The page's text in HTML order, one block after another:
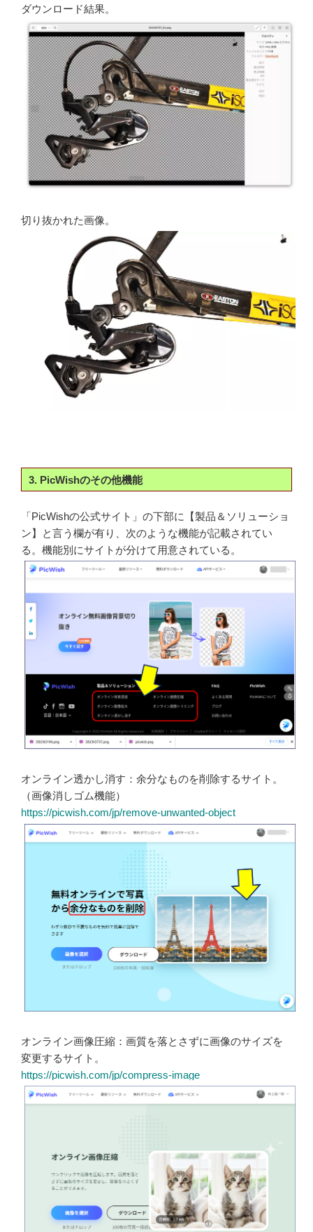
ダウンロード結果。
切り抜かれた画像。
3. PicWishのその他機能
「PicWishの公式サイト」の下部に【製品＆ソリューショ
ン】と言う欄が有り、次のような機能が記載されてい
る。機能別にサイトが分けて用意されている。
オンライン透かし消す：余分なものを削除するサイト。
（画像消しゴム機能）
https://picwish.com/jp/remove-unwanted-object
オンライン画像圧縮：画質を落とさずに画像のサイズを
変更するサイト。
https://picwish.com/jp/compress-image